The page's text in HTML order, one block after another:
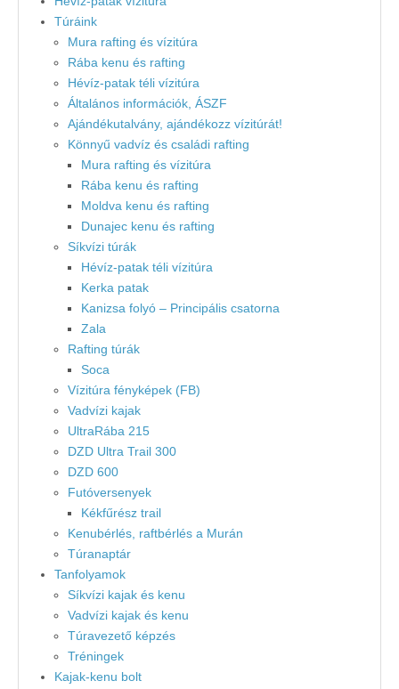
Túráink
Mura rafting és vízitúra
Rába kenu és rafting
Hévíz-patak téli vízitúra
Általános információk, ÁSZF
Ajándékutalvány, ajándékozz vízitúrát!
Könnyű vadvíz és családi rafting
Mura rafting és vízitúra
Rába kenu és rafting
Moldva kenu és rafting
Dunajec kenu és rafting
Síkvízi túrák
Hévíz-patak téli vízitúra
Kerka patak
Kanizsa folyó – Principális csatorna
Zala
Rafting túrák
Soca
Vízitúra fényképek (FB)
Vadvízi kajak
UltraRába 215
DZD Ultra Trail 300
DZD 600
Futóversenyek
Kékfűrész trail
Kenubérlés, raftbérlés a Murán
Túranaptár
Tanfolyamok
Síkvízi kajak és kenu
Vadvízi kajak és kenu
Túravezető képzés
Tréningek
Kajak-kenu bolt